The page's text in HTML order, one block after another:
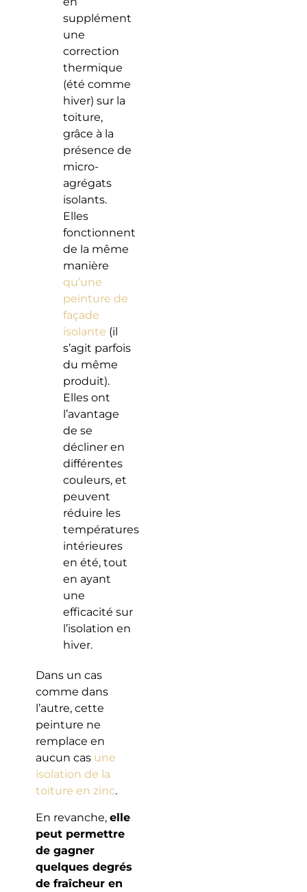
supplément
une
correction
thermique
(été comme
hiver) sur la
toiture,
grâce à la
présence de
micro-
agrégats
isolants.
Elles
fonctionnent
de la même
manière
qu’une
peinture de
façade
isolante (il
s’agit parfois
du même
produit).
Elles ont
l’avantage
de se
décliner en
différentes
couleurs, et
peuvent
réduire les
températures
intérieures
en été, tout
en ayant
une
efficacité sur
l’isolation en
hiver.
Dans un cas
comme dans
l’autre, cette
peinture ne
remplace en
aucun cas une
isolation de la
toiture en zinc.
En revanche, elle
peut permettre
de gagner
quelques degrés
de fraîcheur en